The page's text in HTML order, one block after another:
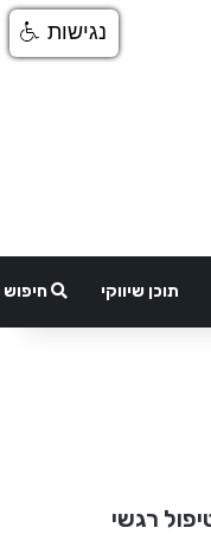
תוכן שיווקי חיפוש
רגשי
נגישות